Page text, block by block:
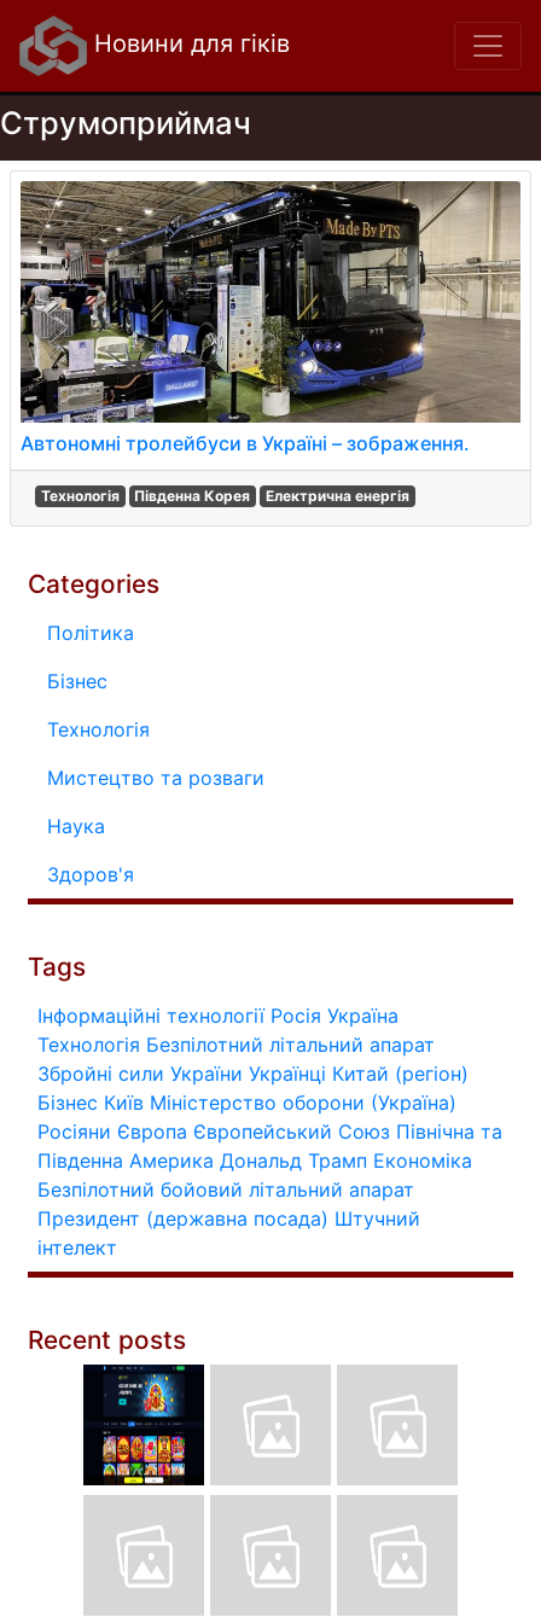
Новини для гіків
Струмоприймач
Автономні тролейбуси в Україні – зображення.
Технологія Південна Корея Електрична енергія
Categories
Політика
Бізнес
Технологія
Мистецтво та розваги
Наука
Здоров'я
Tags
Інформаційні технології Росія Україна
Технологія Безпілотний літальний апарат
Збройні сили України Українці Китай (регіон)
Бізнес Київ Міністерство оборони (Україна)
Росіяни Європа Європейський Союз Північна та
Південна Америка Дональд Трамп Економіка
Безпілотний бойовий літальний апарат
Президент (державна посада) Штучний
інтелект
Recent posts